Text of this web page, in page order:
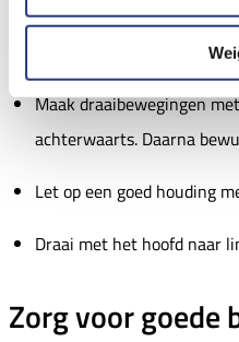
schouders
Maak draaibewegingen
achterwaarts. Daarna
Let op een goed houding
Draai met het hoofd naar
Zorg voor goede